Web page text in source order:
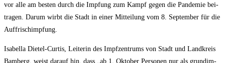
vor alle am bes­ten durch die Imp­fung zum Kampf gegen die Pan­de­mie bei­
tra­gen. Dar­um wirbt die Stadt in einer Mit­tei­lung vom 8. Sep­tem­ber für die
Auffrischimpfung.
Isa­bel­la Die­tel-Cur­tis, Lei­te­rin des Impf­zen­trums von Stadt und Land­kreis
Bam­berg, weist dar­auf hin, dass „ab 1. Okto­ber Per­so­nen nur als grund­im­